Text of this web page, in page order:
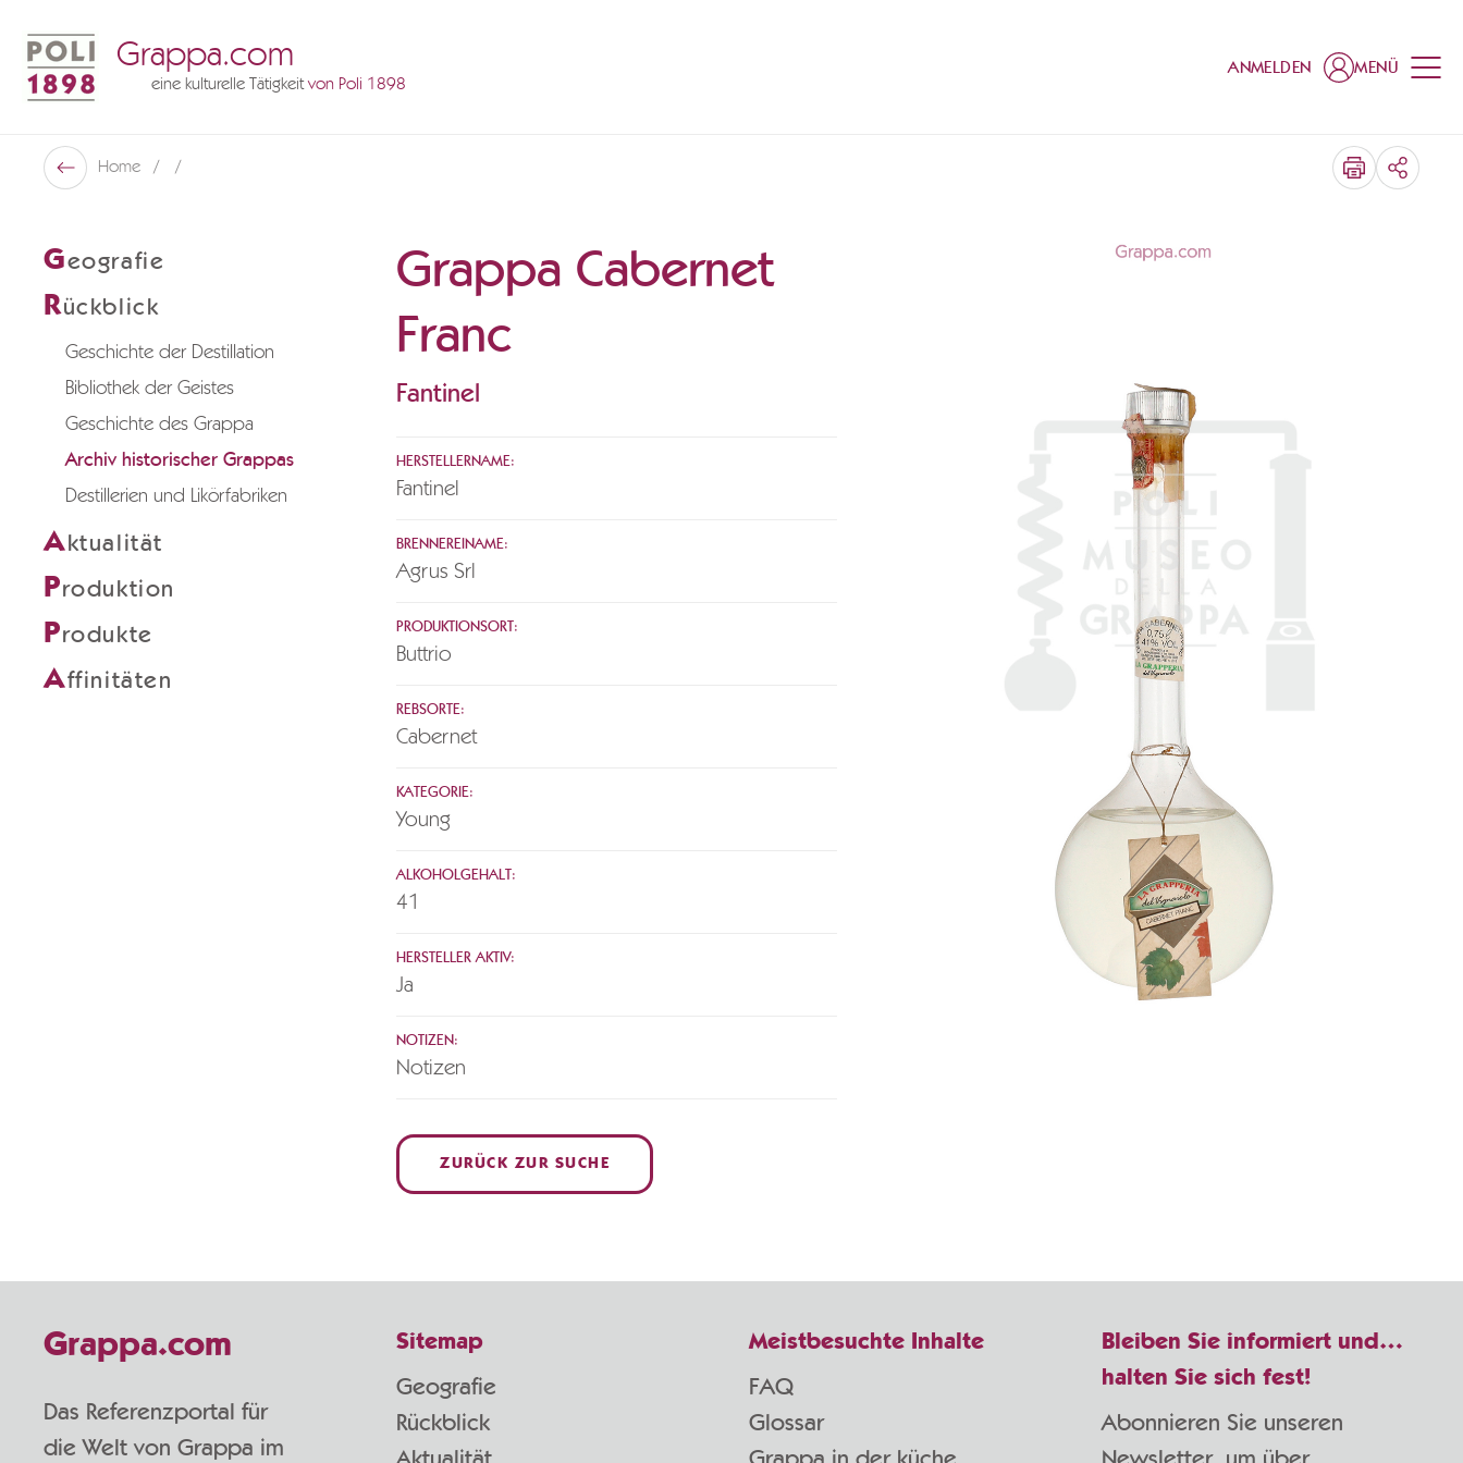
Grappa.com
eine kulturelle Tätigkeitvon Poli 1898
ANMELDEN MENÜ
Zurück
Home TEILEN
Geografie
Rückblick
Geschichte der Destillation
Bibliothek der Geistes
Geschichte des Grappa
Archiv historischer Grappas
Destillerien und Likörfabriken
A ktualität
Produktion
Produkte
Affinitäten
Grappa Cabernet
Franc
Fantinel
HERSTELLERNAME:
Fantinel
BRENNEREINAME:
Agrus Srl
PRODUKTIONSORT:
Buttrio
REBSORTE:
Cabernet
KATEGORIE:
Young
ALKOHOLGEHALT:
41
HERSTELLER AKTIV:
Ja
NOTIZEN:
Notizen
ZURÜCK ZUR SUCHE
Bleiben Sie informiert und…
halten Sie sich fest!
Abonnieren Sie unseren
Grappa.com
Das Referenzportal für
die Welt von Grappa im
Sitemap
Geografie
Rückblick
Meistbesuchte Inhalte
FAQ
Glossar